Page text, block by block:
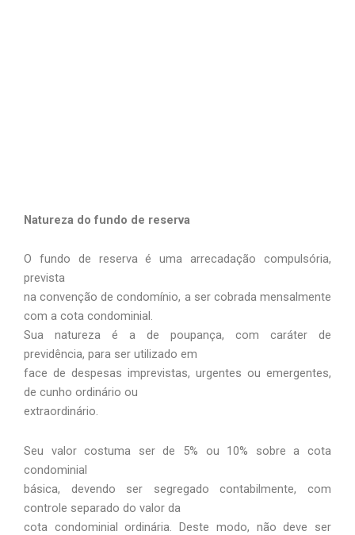
Natureza do fundo de reserva
O fundo de reserva é uma arrecadação compulsória,
prevista
na convenção de condomínio, a ser cobrada mensalmente
com a cota condominial.
Sua natureza é a de poupança, com caráter de
previdência, para ser utilizado em
face de despesas imprevistas, urgentes ou emergentes,
de cunho ordinário ou
extraordinário.
Seu valor costuma ser de 5% ou 10% sobre a cota
condominial
básica, devendo ser segregado contabilmente, com
controle separado do valor da
cota condominial ordinária. Deste modo, não deve ser